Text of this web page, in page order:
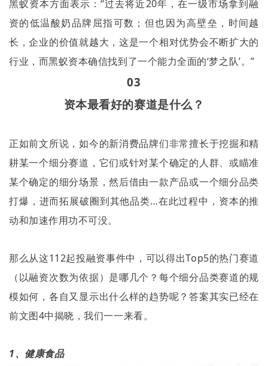
黑蚁资本方面表示：“过去将近20年，在一级市场拿到融
资的低温酸奶品牌屈指可数；但也因为高壁垒，时间越
长，企业的价值就越大，这是一个相对优势会不断扩大的
行业，而黑蚁资本确信找到了一个能力全面的‘梦之队’。”
03
资本最看好的赛道是什么？
正如前文所说，如今的新消费品牌们非常擅长于挖掘和精
耕某一个细分赛道，它们或针对某个确定的人群、或瞄准
某个确定的细分场景，然后借由一款产品或一个细分品类
打爆，进而拓展破圈到其他品类…在此过程中，资本的推
动和加速作用功不可没。
那么从这112起投融资事件中，可以得出Top5的热门赛道
（以融资次数为依据）是哪几个？每个细分品类赛道的规
模如何，各自又显示出什么样的趋势呢？答案其实已经在
前文图4中揭晓，我们一一来看。
1、健康食品